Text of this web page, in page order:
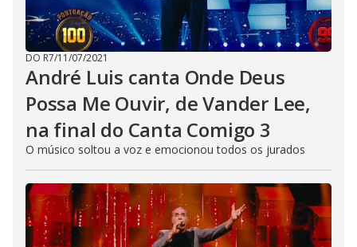
DO R7/11/07/2021
André Luis canta Onde Deus
Possa Me Ouvir, de Vander Lee,
na final do Canta Comigo 3
O músico soltou a voz e emocionou todos os jurados